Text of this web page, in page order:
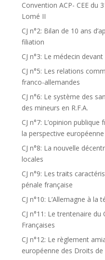
Convention ACP- CEE du
Lomé II
CJ n°2: Bilan de 10 ans
filiation
CJ n°3: Le médecin
CJ n°5: Les relations
franco-allemandes
CJ n°6: Le système des
des mineurs en R.F.A.
CJ n°7: L’opinion
la perspective européenne
CJ n°8: La nouvelle
locales
CJ n°9: Les traits
pénale française
CJ n°10: L’Allemagne à
CJ n°11: Le trentenaire du
Françaises
CJ n°12: Le règlement
européenne des Droits de